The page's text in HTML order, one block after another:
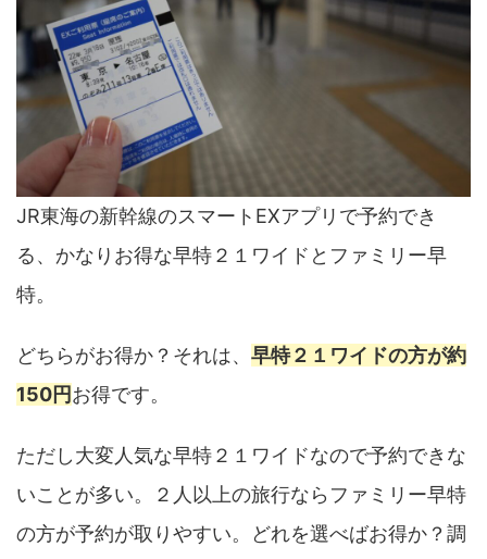
JR東海の新幹線のスマートEXアプリで予約でき
る、かなりお得な早特２１ワイドとファミリー早
特。
どちらがお得か？それは、 早特２１ワイドの方が約
150円お得です。
ただし大変人気な早特２１ワイドなので予約できな
いことが多い。２人以上の旅行ならファミリー早特
の方が予約が取りやすい。どれを選べばお得か？調